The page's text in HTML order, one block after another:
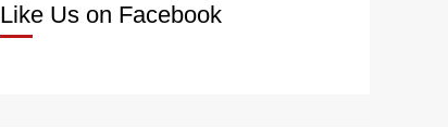
Like Us on Facebook